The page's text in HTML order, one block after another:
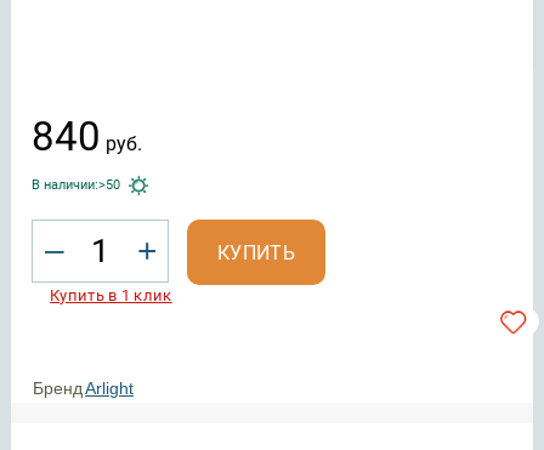
840 руб.
В наличии:>50
– + КУПИТЬ
Купить в 1 клик
БрендArlight